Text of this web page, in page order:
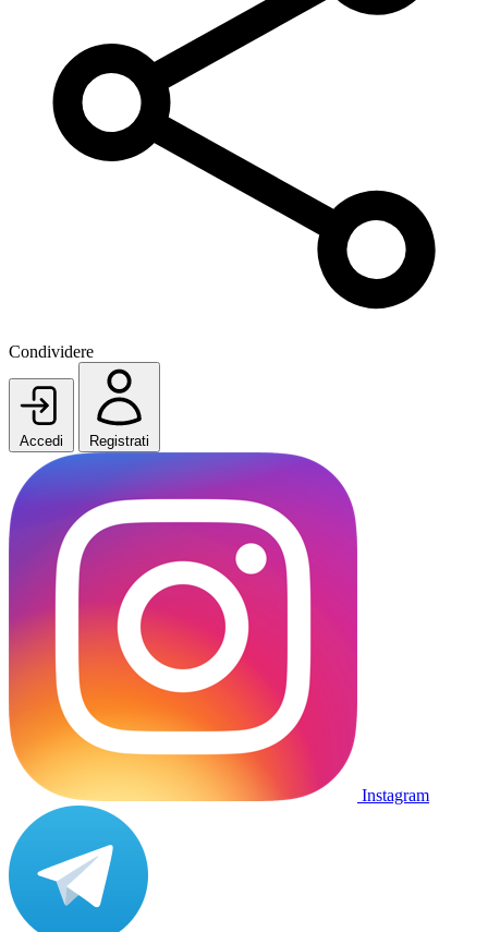
Condividere
Accedi Registrati
Instagram